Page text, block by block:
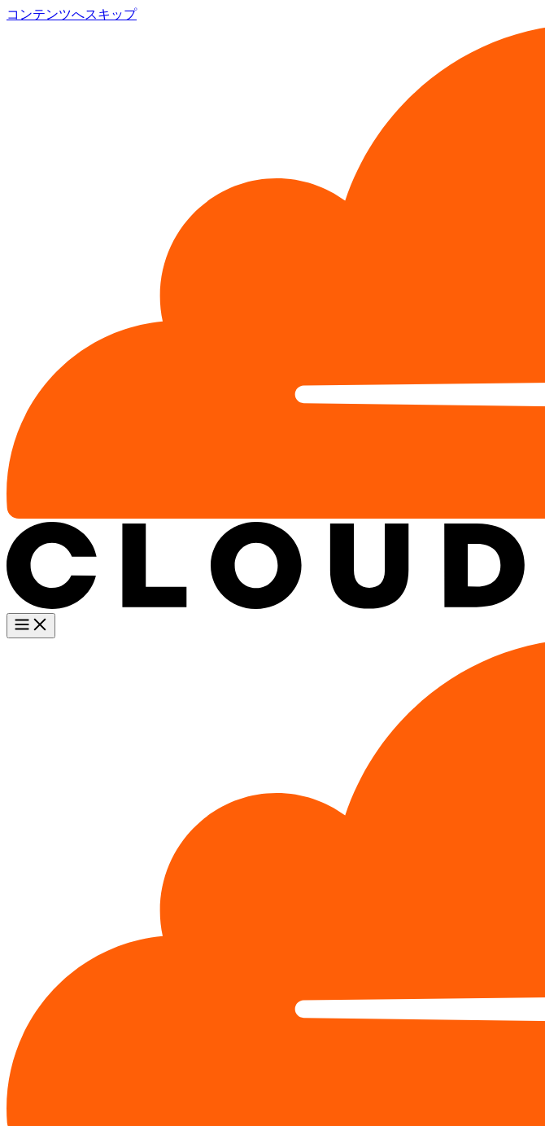
コンテンツへスキップ